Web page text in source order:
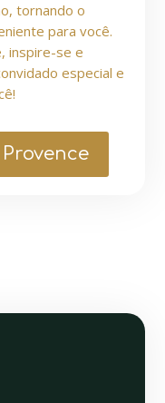
tornando o
para você.
inspire-se e
especial e